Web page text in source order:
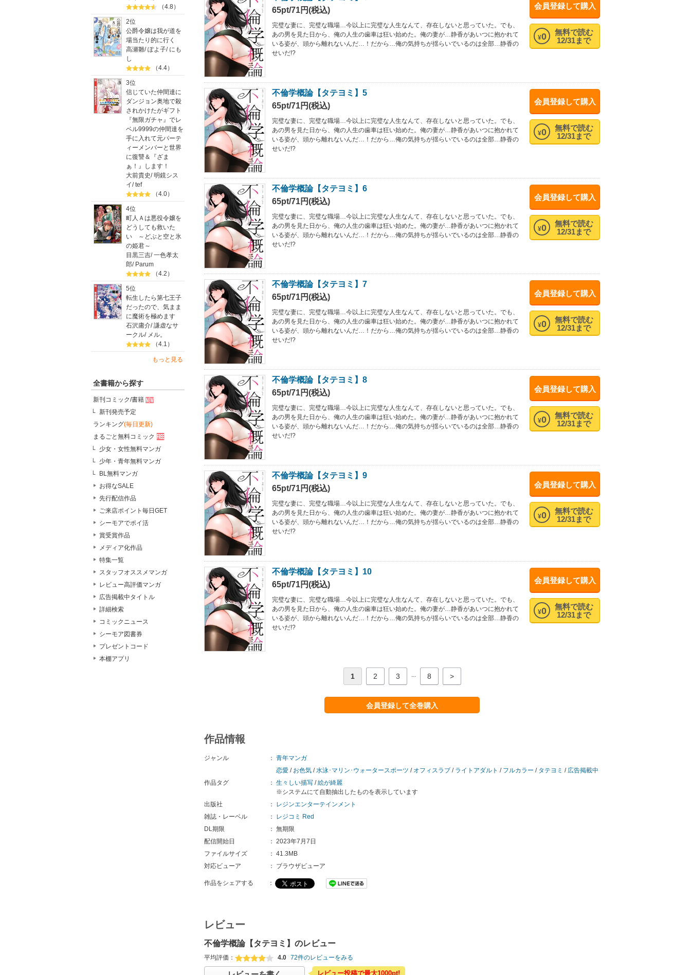
（4.8）
2位
公爵令嬢は我が道を
場当たり的に行く
高瀬雛/ぽよ子/ にも
し
（4.4）
3位
信じていた仲間達に
ダンジョン奥地で殺
されかけたがギフト
『無限ガチャ』でレ
ベル9999の仲間達を
手に入れて元パーテ
ィーメンバーと世界
に復讐＆『ざま
ぁ！』します！
大前貴史/明鏡シス
イ/tef
（4.0）
4位
町人Ａは悪役令嬢を
どうしても救いた
い ～どぶと空と氷
の姫君～
目黒三吉/一色孝太
郎/ Parum
（4.2）
5位
転生したら第七王子
だったので、気まま
に魔術を極めます
石沢庸介/謙虚なサ
ークル/ メル。
（4.1）
もっと見る
全書籍から探す
新刊コミック/書籍
新刊発売予定
ランキング(毎日更新)
まるごと無料コミック
少女・女性無料マンガ
少年・青年無料マンガ
BL無料マンガ
お得なSALE
先行配信作品
ご来店ポイント毎日GET
シーモアでポイ活
賞受賞作品
メディア化作品
特集一覧
スタッフオススメマンガ
レビュー高評価マンガ
広告掲載中タイトル
詳細検索
コミックニュース
シーモア図書券
プレゼントコード
本棚アプリ
会員登録して購入
無料で読む
12/31まで
¥0
65pt/71円(税込)
完璧な妻に、完璧な職場…今以上に完璧な人生なんて、存在しないと思っていた。でも、
あの男を見た日から、俺の人生の歯車は狂い始めた。俺の妻が…静香があいつに抱かれて
いる姿が、頭から離れないんだ…！だから…俺の気持ちが揺らいでいるのは全部…静香の
せいだ!?
会員登録して購入
無料で読む
12/31まで
¥0
不倫学概論【タテヨミ】5
65pt/71円(税込)
完璧な妻に、完璧な職場…今以上に完璧な人生なんて、存在しないと思っていた。でも、
あの男を見た日から、俺の人生の歯車は狂い始めた。俺の妻が…静香があいつに抱かれて
いる姿が、頭から離れないんだ…！だから…俺の気持ちが揺らいでいるのは全部…静香の
せいだ!?
会員登録して購入
無料で読む
12/31まで
¥0
不倫学概論【タテヨミ】6
65pt/71円(税込)
完璧な妻に、完璧な職場…今以上に完璧な人生なんて、存在しないと思っていた。でも、
あの男を見た日から、俺の人生の歯車は狂い始めた。俺の妻が…静香があいつに抱かれて
いる姿が、頭から離れないんだ…！だから…俺の気持ちが揺らいでいるのは全部…静香の
せいだ!?
会員登録して購入
無料で読む
12/31まで
¥0
不倫学概論【タテヨミ】7
65pt/71円(税込)
完璧な妻に、完璧な職場…今以上に完璧な人生なんて、存在しないと思っていた。でも、
あの男を見た日から、俺の人生の歯車は狂い始めた。俺の妻が…静香があいつに抱かれて
いる姿が、頭から離れないんだ…！だから…俺の気持ちが揺らいでいるのは全部…静香の
せいだ!?
会員登録して購入
無料で読む
12/31まで
¥0
不倫学概論【タテヨミ】8
65pt/71円(税込)
完璧な妻に、完璧な職場…今以上に完璧な人生なんて、存在しないと思っていた。でも、
あの男を見た日から、俺の人生の歯車は狂い始めた。俺の妻が…静香があいつに抱かれて
いる姿が、頭から離れないんだ…！だから…俺の気持ちが揺らいでいるのは全部…静香の
せいだ!?
会員登録して購入
無料で読む
12/31まで
¥0
不倫学概論【タテヨミ】9
65pt/71円(税込)
完璧な妻に、完璧な職場…今以上に完璧な人生なんて、存在しないと思っていた。でも、
あの男を見た日から、俺の人生の歯車は狂い始めた。俺の妻が…静香があいつに抱かれて
いる姿が、頭から離れないんだ…！だから…俺の気持ちが揺らいでいるのは全部…静香の
せいだ!?
会員登録して購入
無料で読む
12/31まで
¥0
不倫学概論【タテヨミ】10
65pt/71円(税込)
完璧な妻に、完璧な職場…今以上に完璧な人生なんて、存在しないと思っていた。でも、
あの男を見た日から、俺の人生の歯車は狂い始めた。俺の妻が…静香があいつに抱かれて
いる姿が、頭から離れないんだ…！だから…俺の気持ちが揺らいでいるのは全部…静香の
せいだ!?
1 2 3 8 >
会員登録して全巻購入
作品情報
ジャンル ： 青年マンガ
恋愛 / お色気 /水泳･マリン･ウォータースポーツ / オフィスラブ / ライトアダルト / フルカラー / タテヨミ / 広告掲載中
作品タグ
： 生々しい描写 /絵が綺麗
※システムにて自動抽出したものを表示しています
出版社
：
レジンエンターテインメント
雑誌・レーベル
：
レジコミ Red
DL期限
： 無期限
配信開始日
： 2023年7月7日
ファイルサイズ
： 41.3MB
対応ビューア
： ブラウザビューア
作品をシェアする ：
レビュー
不倫学概論【タテヨミ】のレビュー
平均評価： 4.0 72件のレビューをみる
レビュー投稿で最大1000pt!